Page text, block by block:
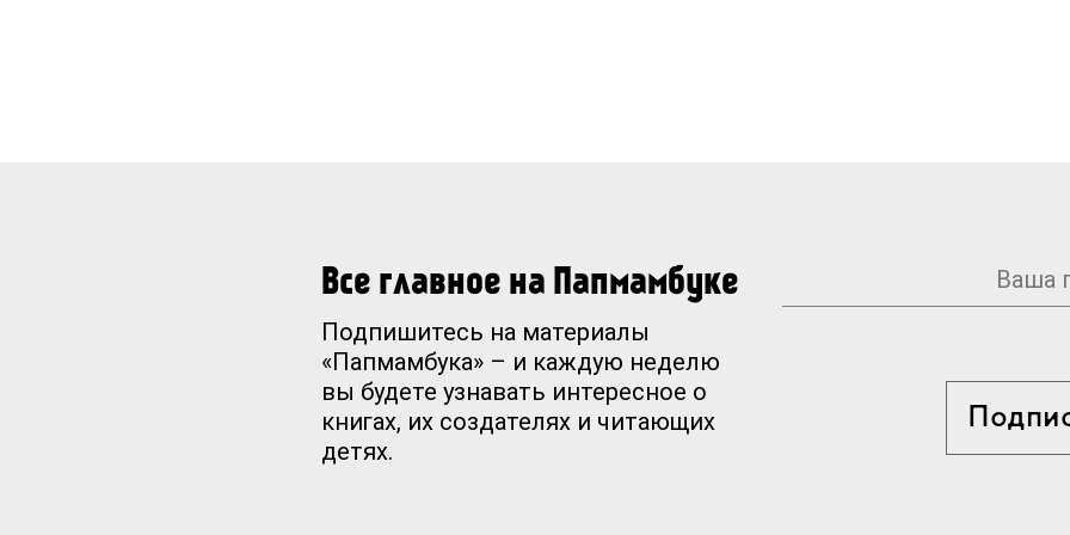
Все главное на Папмамбуке
Подпишитесь на материалы
«Папмамбука» – и каждую неделю
вы будете узнавать интересное о
книгах, их создателях и читающих
детях.